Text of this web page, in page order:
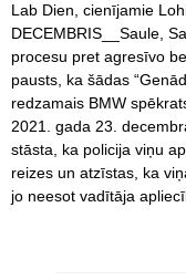
Lab Dien, cienījamie
DECEMBRIS__Saule,
procesu pret agresīvo
pausts, ka šādas
redzamais BMW
2021. gada 23.
stāsta, ka policija viņu
reizes un atzīstas, ka
jo neesot vadītāja